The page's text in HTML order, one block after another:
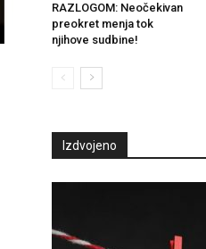
RAZLOGOM: Neočekivan
preokret menja tok
njihove sudbine!
Izdvojeno